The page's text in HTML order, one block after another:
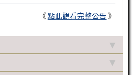
《點此觀看完整公告》